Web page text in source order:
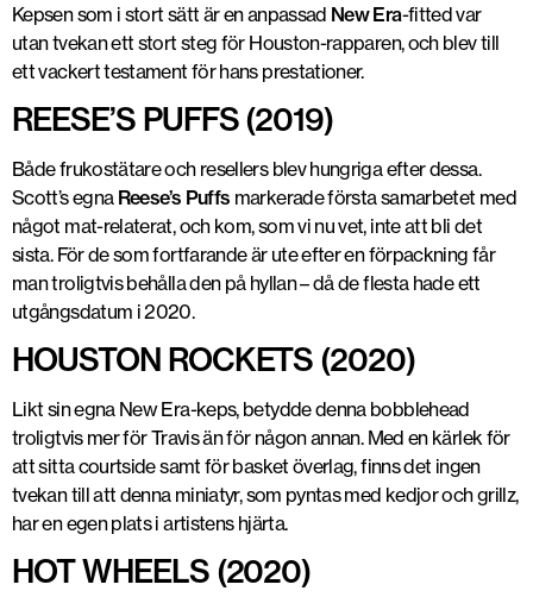
Kepsen som i stort sätt är en anpassad New Era-fitted var
utan tvekan ett stort steg för Houston-rapparen, och blev till
ett vackert testament för hans prestationer.
REESE’S PUFFS (2019)
Både frukostätare och resellers blev hungriga efter dessa.
Scott’s egna Reese’s Puffs markerade första samarbetet med
något mat-relaterat, och kom, som vi nu vet, inte att bli det
sista. För de som fortfarande är ute efter en förpackning får
man troligtvis behålla den på hyllan – då de flesta hade ett
utgångsdatum i 2020.
HOUSTON ROCKETS (2020)
Likt sin egna New Era-keps, betydde denna bobblehead
troligtvis mer för Travis än för någon annan. Med en kärlek för
att sitta courtside samt för basket överlag, finns det ingen
tvekan till att denna miniatyr, som pyntas med kedjor och grillz,
har en egen plats i artistens hjärta.
HOT WHEELS (2020)